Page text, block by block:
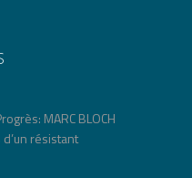
MARC BLOCH
résistant